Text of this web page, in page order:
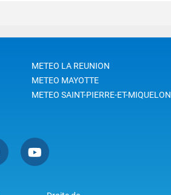
METEO LA REUNION
METEO MAYOTTE
METEO SAINT-PIERRE-ET-MIQUELON